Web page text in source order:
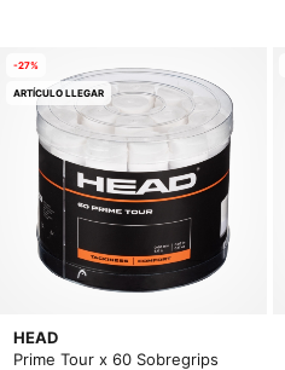
HEAD
Prime Tour x 60 Sobregrips
-27%
ARTÍCULO LLEGAR